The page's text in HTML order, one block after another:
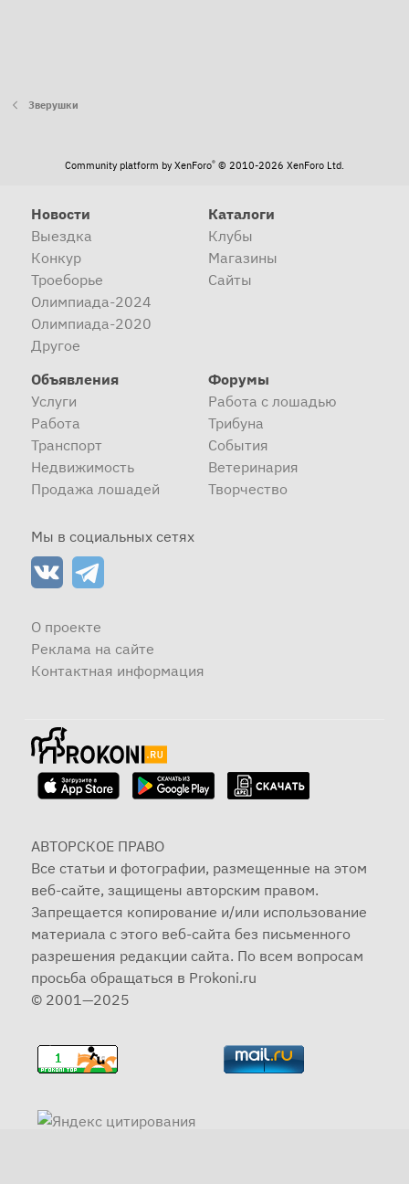
Зверушки
Community platform by XenForo® © 2010-2026 XenForo Ltd.
Новости
Выездка
Конкур
Троеборье
Олимпиада-2024
Олимпиада-2020
Другое
Каталоги
Клубы
Магазины
Сайты
Объявления
Услуги
Работа
Транспорт
Недвижимость
Продажа лошадей
Форумы
Работа с лошадью
Трибуна
События
Ветеринария
Творчество
Мы в социальных сетях
О проекте
Реклама на сайте
Контактная информация
АВТОРСКОЕ ПРАВО
Все статьи и фотографии, размещенные на этом
веб-сайте, защищены авторским правом.
Запрещается копирование и/или использование
материала с этого веб-сайта без письменного
разрешения редакции сайта. По всем вопросам
просьба обращаться в Prokoni.ru
© 2001—2025